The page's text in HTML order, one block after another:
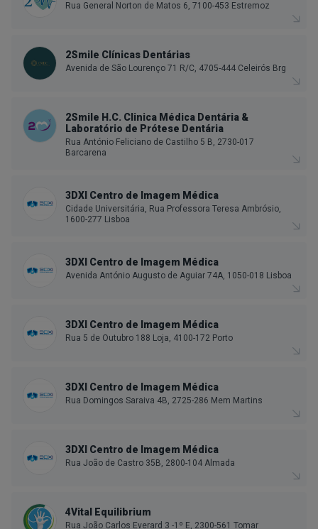
Rua General Norton de Matos 6, 7100-453 Estremoz
2Smile Clínicas Dentárias
Avenida de São Lourenço 71 R/C, 4705-444 Celeirós Brg
2Smile H.C. Clinica Médica Dentária &
Laboratório de Prótese Dentária
Rua António Feliciano de Castilho 5 B, 2730-017
Barcarena
3DXI Centro de Imagem Médica
Cidade Universitária, Rua Professora Teresa Ambrósio,
1600-277 Lisboa
3DXI Centro de Imagem Médica
Avenida António Augusto de Aguiar 74A, 1050-018 Lisboa
3DXI Centro de Imagem Médica
Rua 5 de Outubro 188 Loja, 4100-172 Porto
3DXI Centro de Imagem Médica
Rua Domingos Saraiva 4B, 2725-286 Mem Martins
3DXI Centro de Imagem Médica
Rua João de Castro 35B, 2800-104 Almada
4Vital Equilibrium
Rua João Carlos Everard 3 -1º E, 2300-561 Tomar